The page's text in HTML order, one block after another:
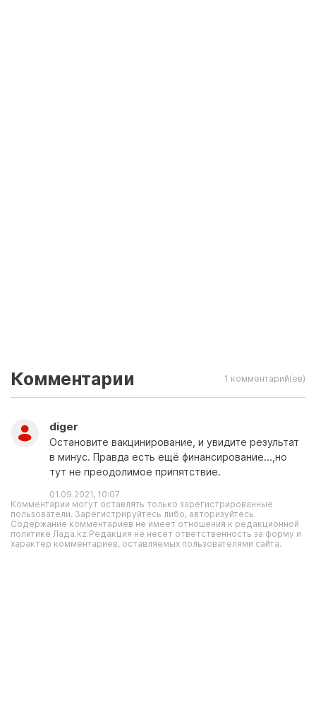
Комментарии 1 комментарий(ев)
diger
Остановите вакцинирование, и увидите результат
в минус. Правда есть ещё финансирование...,но
тут не преодолимое припятствие.
01.09.2021, 10:07
Комментарии могут оставлять только зарегистрированные
пользователи. Зарегистрируйтесь либо, авторизуйтесь.
Содержание комментариев не имеет отношения к редакционной
политике Лада.kz.Редакция не несет ответственность за форму и
характер комментариев, оставляемых пользователями сайта.